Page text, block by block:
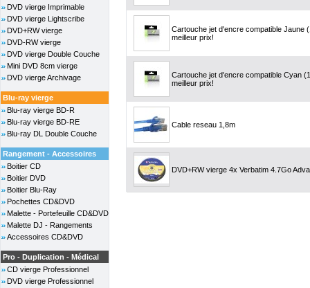
DVD vierge Imprimable
DVD vierge Lightscribe
DVD+RW vierge
DVD-RW vierge
DVD vierge Double Couche
Mini DVD 8cm vierge
DVD vierge Archivage
Blu-ray vierge
Blu-ray vierge BD-R
Blu-ray vierge BD-RE
Blu-ray DL Double Couche
Rangement - Accessoires
Boitier CD
Boitier DVD
Boitier Blu-Ray
Pochettes CD&DVD
Malette - Portefeuille CD&DVD
Malette DJ - Rangements
Accessoires CD&DVD
Pro - Duplication - Médical
CD vierge Professionnel
DVD vierge Professionnel
Cartouche jet d'encre compatible Jaune
meilleur prix!
Cartouche jet d'encre compatible Cyan
meilleur prix!
Cable reseau 1,8m
DVD+RW vierge 4x Verbatim 4.7Go